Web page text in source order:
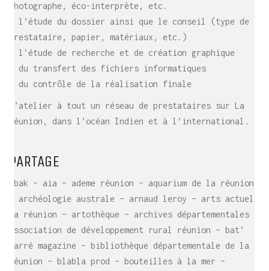
– imprimeur offset ou numérique, illustrateur,
photographe, éco-interprète, etc.
– l’étude du dossier ainsi que le conseil (type de
prestataire, papier, matériaux, etc.)
– l’étude de recherche et de création graphique
– du transfert des fichiers informatiques
– du contrôle de la réalisation finale
L’atelier à tout un réseau de prestataires sur La
PARTAGE
abak – aia – ademe réunion – aquarium de la réunion
– archéologie australe – arnaud leroy – arts actuels
la réunion – artothèque – archives départementales –
association de développement rural réunion – bat’
carré magazine – bibliothèque départementale de la